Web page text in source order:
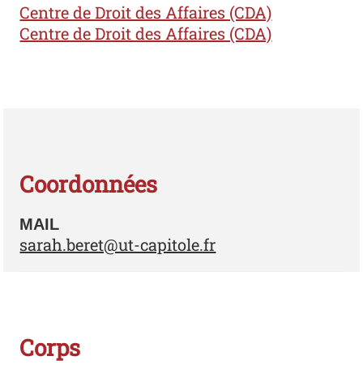
Centre de Droit des Affaires (CDA)
Centre de Droit des Affaires (CDA)
Coordonnées
MAIL
sarah.beret@ut-capitole.fr
Corps